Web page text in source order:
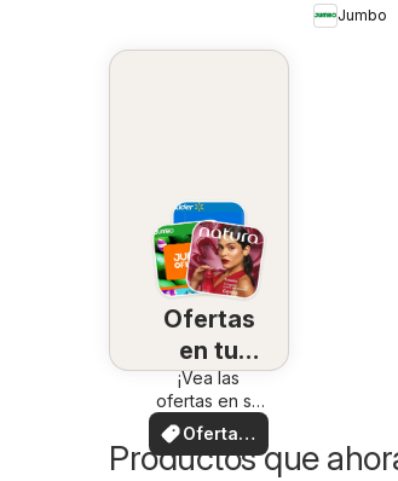
Jumbo
Ofertas
en tu
zona
¡Vea las
ofertas en su
zona!
Ofertas
locales
Productos que